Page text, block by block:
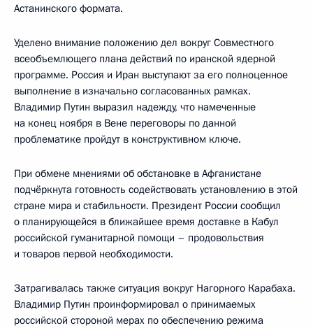
Астанинского формата.
Уделено внимание положению дел вокруг Совместного
всеобъемлющего плана действий по иранской ядерной
программе. Россия и Иран выступают за его полноценное
выполнение в изначально согласованных рамках.
Владимир Путин выразил надежду, что намеченные
на конец ноября в Вене переговоры по данной
проблематике пройдут в конструктивном ключе.
При обмене мнениями об обстановке в Афганистане
подчёркнута готовность содействовать установлению в этой
стране мира и стабильности. Президент России сообщил
о планирующейся в ближайшее время доставке в Кабул
российской гуманитарной помощи – продовольствия
и товаров первой необходимости.
Затрагивалась также ситуация вокруг Нагорного Карабаха.
Владимир Путин проинформировал о принимаемых
российской стороной мерах по обеспечению режима